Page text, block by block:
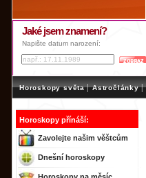
Jaké jsem znamení?
Napište datum narození:
Horoskopy světa | Astročlánky |
Horoskopy přínáší:
Zavolejte našim věštcům
Dnešní horoskopy
Horoskopy na měsíc